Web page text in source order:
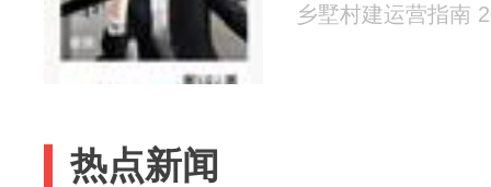
乡墅村建运营指南
热点新闻